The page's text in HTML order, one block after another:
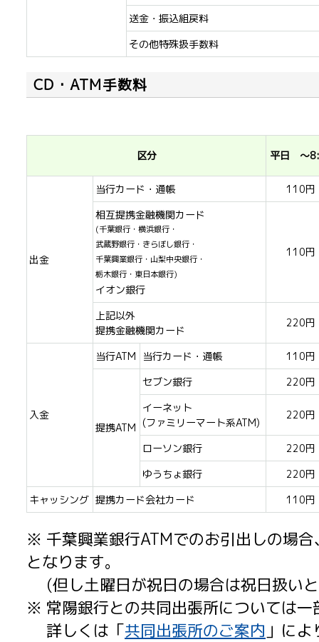
送金・振込組戻料
その他特殊扱手数料
CD・ATM手数料
区分 平日 ～
出金
当行カード・通帳
110円
相互提携金融機関カード
(千葉銀行・横浜銀行・
武蔵野銀行・きらぼし銀行・
千葉興業銀行・山梨中央銀行・
栃木銀行・東日本銀行)
イオン銀行
110円
上記以外
提携金融機関カード
220円
入金
当行ATM 当行カード・通帳 110円
提携ATM
セブン銀行
220円
イーネット
(ファミリーマート系ATM)
220円
ローソン銀行
220円
ゆうちょ銀行
220円
キャッシング 提携カード会社カード 110円
※ 千葉興業銀行ATMでのお引出しの場
となります。
(但し土曜日が祝日の場合は祝日扱い
※ 常陽銀行との共同出張所については
詳しくは「共同出張所のご案内 」に